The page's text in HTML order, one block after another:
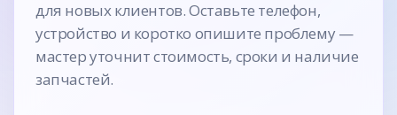
для новых клиентов. Оставьте телефон,
устройство и коротко опишите проблему —
мастер уточнит стоимость, сроки и наличие
запчастей.